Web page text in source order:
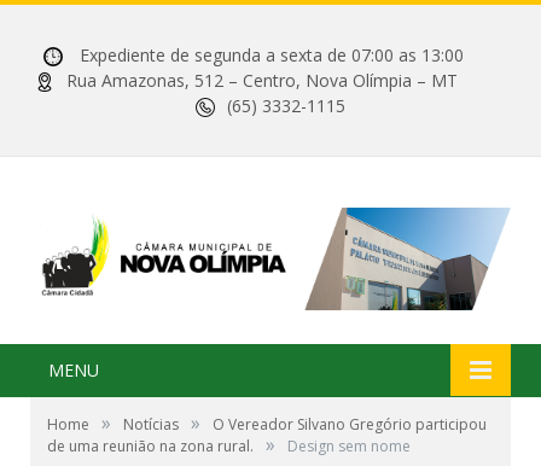
Expediente de segunda a sexta de 07:00 as 13:00
Rua Amazonas, 512 – Centro, Nova Olímpia – MT
(65) 3332-1115
MENU
Home » Notícias »
O Vereador Silvano Gregório participou
de uma reunião na zona rural.
» Design sem nome